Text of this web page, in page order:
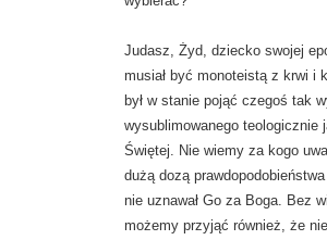
Judasz, Żyd, dziecko swojej
musiał być monoteistą z krwi i
był w stanie pojąć czegoś tak
wysublimowanego teologicznie
Świętej. Nie wiemy za kogo
dużą dozą
nie uznawał Go za Boga. Bez
możemy przyjąć również, że